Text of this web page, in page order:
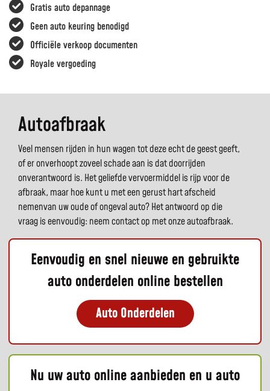
Gratis auto depannage
Geen auto keuring benodigd
Officiële verkoop documenten
Royale vergoeding
Autoafbraak
Veel mensen rijden in hun wagen tot deze echt de geest geeft,
of er onverhoopt zoveel schade aan is dat doorrijden
onverantwoord is. Het geliefde vervoermiddel is rijp voor de
afbraak, maar hoe kunt u met een gerust hart afscheid
nemenvan uw oude of ongeval auto? Het antwoord op die
vraag is eenvoudig: neem contact op met onze autoafbraak.
Eenvoudig en snel nieuwe en gebruikte
auto onderdelen online bestellen
Auto Onderdelen
Nu uw auto online aanbieden en u auto